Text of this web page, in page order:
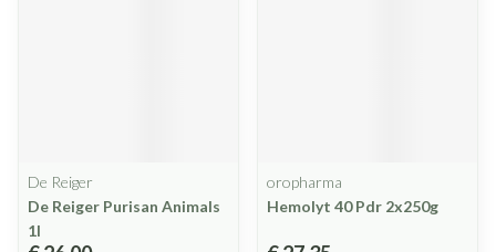
De Reiger
De Reiger Purisan Animals
1l
oropharma
Hemolyt 40 Pdr 2x250g